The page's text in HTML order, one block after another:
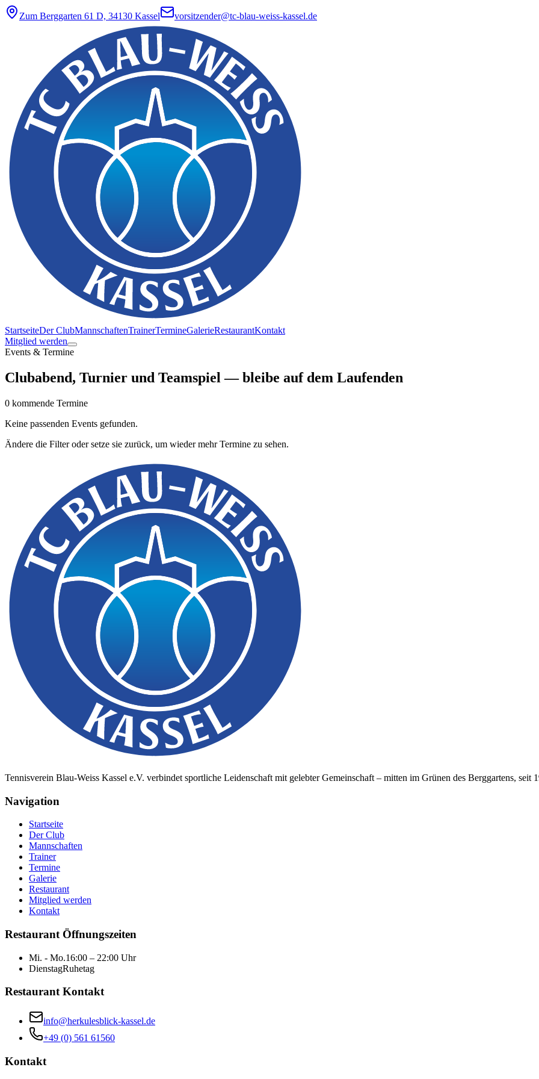
Zum Berggarten 61 D, 34130 Kassel vorsitzender@tc-blau-weiss-kassel.de
StartseiteDer ClubMannschaftenTrainerTermineGalerieRestaurantKontakt
Mitglied werden
Events & Termine
Clubabend, Turnier und Teamspiel — bleibe auf dem Laufenden
0 kommende Termine
Keine passenden Events gefunden.
Ändere die Filter oder setze sie zurück, um wieder mehr Termine zu sehen.
Tennisverein Blau-Weiss Kassel e.V. verbindet sportliche Leidenschaft mit gelebter Gemeinschaft – mitten im Grünen des Berggartens, seit
Navigation
Startseite
Der Club
Mannschaften
Trainer
Termine
Galerie
Restaurant
Mitglied werden
Kontakt
Restaurant Öffnungszeiten
Mi. - Mo.16:00 – 22:00 Uhr
DienstagRuhetag
Restaurant Kontakt
info@herkulesblick-kassel.de
+49 (0) 561 61560
Kontakt